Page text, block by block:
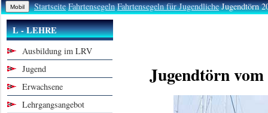
Startseite Fahrtensegeln Fahrtensegeln für JugendlicheJugendtörn
L - LEHRE
Ausbildung im LRV
Jugend
Erwachsene
Lehrgangsangebot
Jugendtörn vom